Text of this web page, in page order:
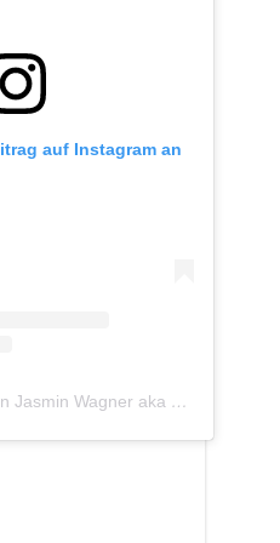
auf Instagram an
Ein Beitrag geteilt von Jasmin Wagner aka